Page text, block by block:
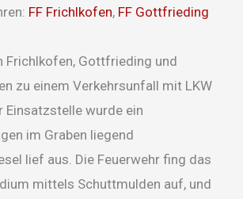
FF Frichlkofen, FF Gottfrieding
Frichlkofen, Gottfrieding und
zu einem Verkehrsunfall mit LKW
Einsatzstelle wurde ein
im Graben liegend
lief aus. Die Feuerwehr fing das
mittels Schuttmulden auf, und